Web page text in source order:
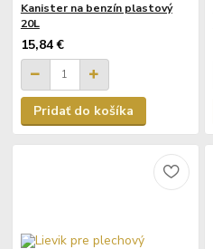
Kanister na benzín plastový
20L
15,84 €
Pridať do košíka